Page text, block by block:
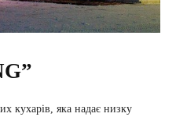
кухарів, яка надає низку